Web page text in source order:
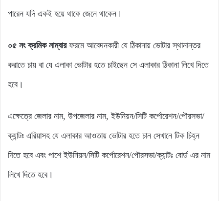
পারেন যদি একই হয়ে থাকে জেনে থাকেন।
০৫ নং ক্রমিক নাম্বারফরমে আবেদনকারী যে ঠিকানায় ভোটার স্থানান্তর
করাতে চায় বা যে এলাকা ভোটার হতে চাইছেন সে এলাকার ঠিকানা লিখে দিতে
হবে।
এক্ষেত্রে জেলার নাম, উপজেলার নাম, ইউনিয়ন/সিটি কর্পোরেশন/পৌরসভা/
ক্যান্টঃ এরিয়াসহ যে এলাকার আওতায় ভোটার হতে চান সেখানে টিক চিহ্ন
দিতে হবে এবং পাশে ইউনিয়ন/সিটি কর্পোরেশন/পৌরসভা/ক্যান্টঃ বোর্ড এর নাম
লিখে দিতে হবে।